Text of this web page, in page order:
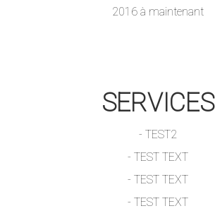
2016 à maintenant
SERVICES
- TEST2
- TEST TEXT
- TEST TEXT
- TEST TEXT